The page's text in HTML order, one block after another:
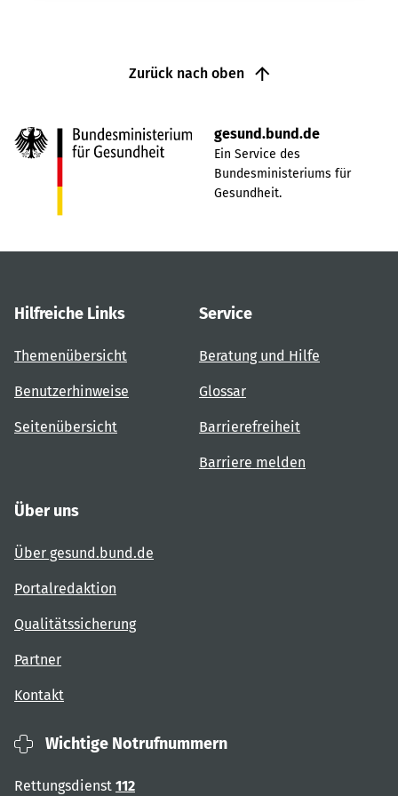
Zurück nach oben
gesund.bund.de
Ein Service des
Bundesministeriums für
Gesundheit.
Hilfreiche Links
Themenübersicht
Benutzerhinweise
Seitenübersicht
Service
Beratung und Hilfe
Glossar
Barrierefreiheit
Barriere melden
Über uns
Über gesund.bund.de
Portalredaktion
Qualitätssicherung
Partner
Kontakt
Wichtige Notrufnummern
Rettungsdienst 112